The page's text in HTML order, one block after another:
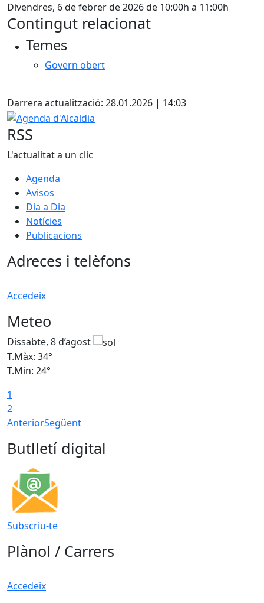
Divendres, 6 de febrer de 2026 de 10:00h a 11:00h
Contingut relacionat
Temes
Govern obert
Darrera actualització: 28.01.2026 | 14:03
Agenda d'Alcaldia
RSS
L'actualitat a un clic
Agenda
Avisos
Dia a Dia
Notícies
Publicacions
Adreces i telèfons
Accedeix
Meteo
Dissabte, 8 d’agost
T.Màx: 34°
T.Min: 24°
1
2
AnteriorSegüent
Butlletí digital
Subscriu-te
Plànol / Carrers
Accedeix